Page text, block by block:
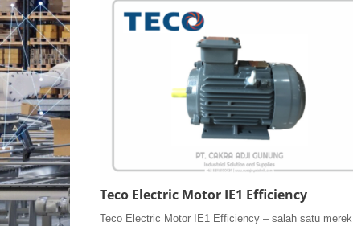
Teco Electric Motor IE1 Efficiency
Teco Electric Motor IE1 Efficiency – salah satu merek